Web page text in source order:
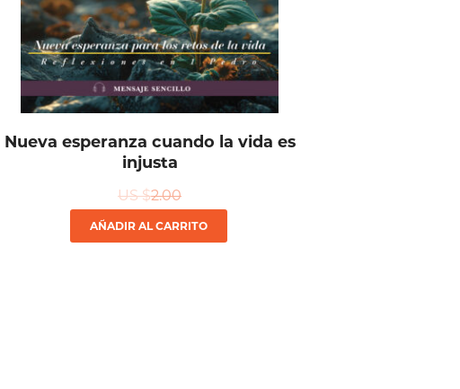
Nueva esperanza cuando la vida es
injusta
US $2.00
AÑADIR AL CARRITO